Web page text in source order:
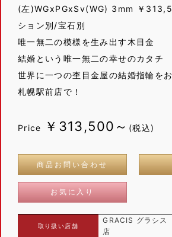
(左)WGxPGxSv(WG) 3mm ￥
ション別/宝石別
唯一無二の模様を生み出す木目金
結婚という唯一無二の幸せのカタチ
世界に一つの杢目金屋の結婚指輪を
札幌駅前店で！
Price ￥313,500～ (税込)
商品お問い合わせ
お気に入り
取り扱い店舗
GRACIS グラシ
店